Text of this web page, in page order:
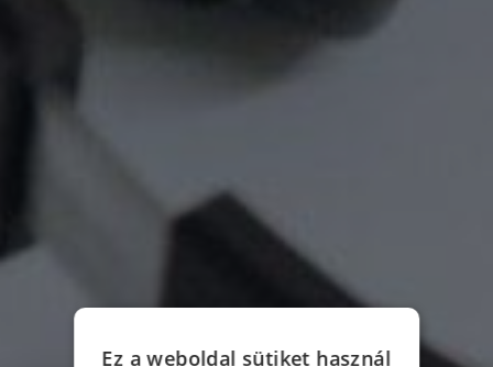
Ez a weboldal sütiket használ